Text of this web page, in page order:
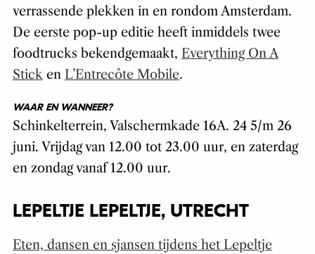
verrassende plekken in en rondom Amsterdam.
De eerste pop-up editie heeft inmiddels twee
foodtrucks bekendgemaakt, Everything On A
Sticken L’Entrecôte Mobile.
WAAR EN WANNEER?
Schinkelterrein, Valschermkade 16A. 24 5/m 26
juni. Vrijdag van 12.00 tot 23.00 uur, en zaterdag
en zondag vanaf 12.00 uur.
LEPELTJE LEPELTJE, UTRECHT
Eten, dansen en sjansen tijdens het Lepeltje